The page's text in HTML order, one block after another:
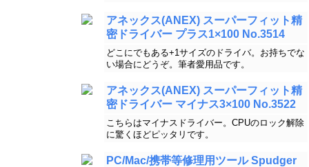
アネックス(ANEX) スーパーフィット精
密ドライバー プラス1×100 No.3514
どこにでもある+1サイズのドライバ。お持ちでな
い場合にどうぞ。筆者愛用品です。
アネックス(ANEX) スーパーフィット精
密ドライバー マイナス3×100 No.3522
こちらはマイナスドライバー。CPUのロック解除
に驚くほどピッタリです。
PC/Mac/携帯等修理用ツール Spudger